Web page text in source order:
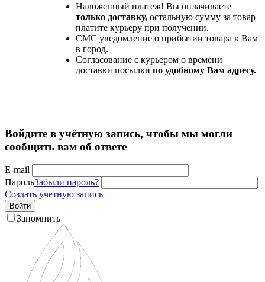
Наложенный платеж! Вы оплачиваете
только доставку, остальную сумму за товар
платите курьеру при получении.
СМС уведомление о прибытии товара к Вам
в город.
Согласование с курьером о времени
доставки посылки по удобному Вам адресу.
Войдите в учётную запись, чтобы мы могли
сообщить вам об ответе
E-mail
ПарольЗабыли пароль?
Создать учетную запись
Войти
Запомнить